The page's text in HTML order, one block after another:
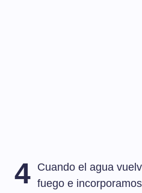
4 Cuando el agua
fuego e